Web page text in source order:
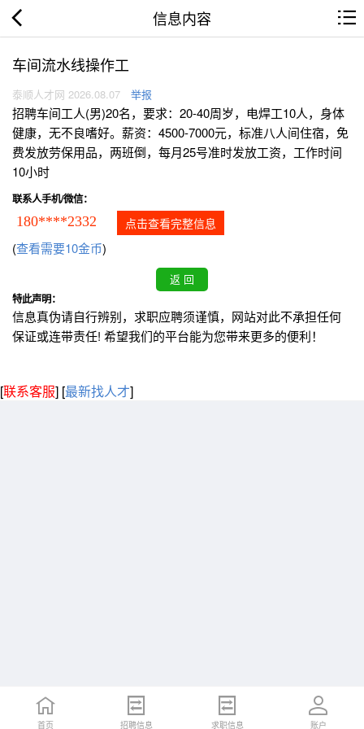
信息内容
车间流水线操作工
泰顺人才网 2026.08.07 举报
招聘车间工人(男)20名，要求：20-40周岁，电焊工10人，身体
健康，无不良嗜好。薪资：4500-7000元，标准八人间住宿，免
费发放劳保用品，两班倒，每月25号准时发放工资，工作时间
10小时
联系人手机/微信：
180****2332 点击查看完整信息
(查看需要10金币)
特此声明：
信息真伪请自行辨别，求职应聘须谨慎，网站对此不承担任何
保证或连带责任! 希望我们的平台能为您带来更多的便利！
[联系客服] [最新找人才]
首页 招聘信息 求职信息 账户